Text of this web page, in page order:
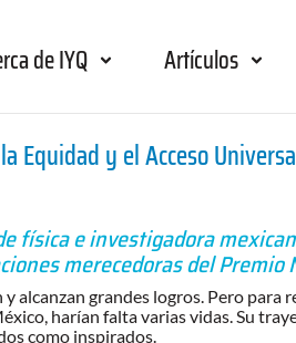
de IYQ Artículos
Equidad y el Acceso
física e investigadora
merecedoras del
alcanzan grandes logros. Pero
harían falta varias vidas. Su
como inspirados.